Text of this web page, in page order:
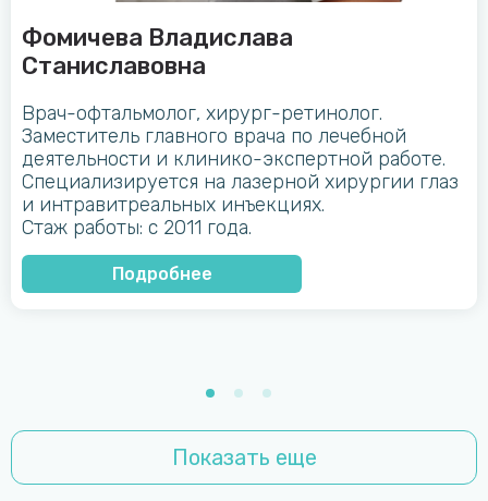
Фомичева Владислава
Станиславовна
Врач-офтальмолог, хирург-ретинолог.
Заместитель главного врача по лечебной
деятельности и клинико-экспертной работе.
Специализируется на лазерной хирургии глаз
и интравитреальных инъекциях.
Стаж работы: с 2011 года.
Подробнее
Показать еще